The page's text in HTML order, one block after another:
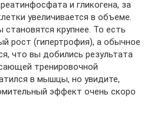
и гликогена, за
увеличивается в объеме.
крупнее. То есть
рост (гипертрофия), а обычное
что вы добились результата
тренировочной
в мышцы, но увидите,
эффект очень скоро